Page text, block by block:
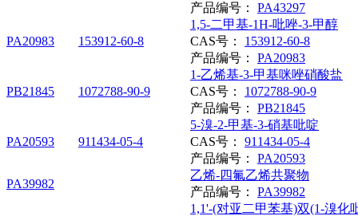
产品编号： PA43297
PA20983 153912-60-8
1,5-二甲基-1H-吡唑-3-甲醇
CAS号： 153912-60-8
产品编号： PA20983
PB21845 1072788-90-9
1-乙烯基-3-甲基咪唑硝酸盐
CAS号： 1072788-90-9
产品编号： PB21845
PA20593 911434-05-4
5-溴-2-甲基-3-硝基吡啶
CAS号： 911434-05-4
产品编号： PA20593
PA39982
乙烯-四氟乙烯共聚物
产品编号： PA39982
1,1'-(对亚二甲苯基)双(1-溴化